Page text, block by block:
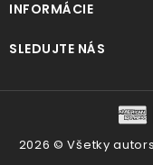
INFORMÁCIE
SLEDUJTE NÁS
2026 © Všetky